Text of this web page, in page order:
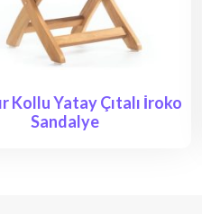
Kollu Yatay Çıtalı İroko
Sandalye